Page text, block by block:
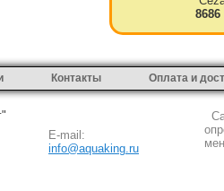
8686
Контакты Оплата и
E-mail:
info@aquaking.ru